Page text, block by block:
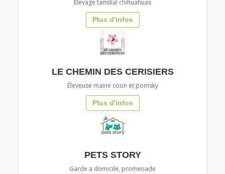
Élevage familial chihuahuas
Plus d'infos
LE CHEMIN DES CERISIERS
Éleveuse maine coon et pomsky
Plus d'infos
PETS STORY
Garde a domicile, promenade